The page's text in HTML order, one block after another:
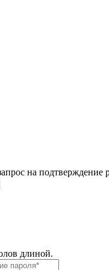
на подтверждение
длиной.